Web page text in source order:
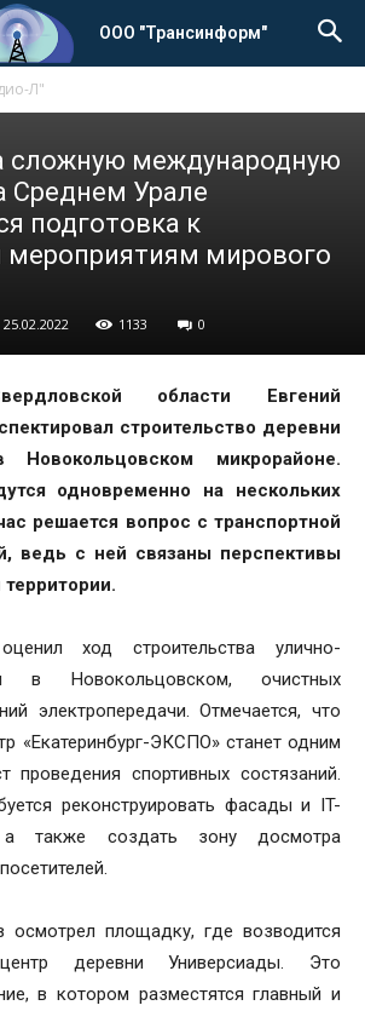
ООО "Трансинформ"
Л"
сложную международную
Среднем Урале
подготовка к
мирового
25.02.2022 1133 0
области Евгений
строительство деревни
Новокольцовском микрорайоне.
одновременно на нескольких
решается вопрос с транспортной
ведь с ней связаны перспективы
ход строительства улично-
в Новокольцовском, очистных
электропередачи. Отмечается, что
«Екатеринбург-ЭКСПО» станет одним
проведения спортивных состязаний.
реконструировать фасады и IT-
а также создать зону досмотра
осмотрел площадку, где возводится
деревни Универсиады. Это
в котором разместятся главный и